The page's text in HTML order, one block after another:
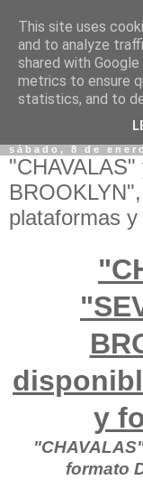
sábado, 8 de
plataformas
y
formato
This site uses
and to analyze
shared with
metrics to ensure
statistics, and to